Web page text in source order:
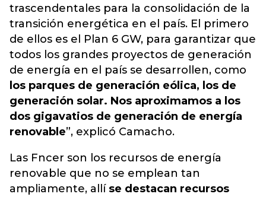
trascendentales para la consolidación de la
transición energética en el país. El primero
de ellos es el Plan 6 GW, para garantizar que
todos los grandes proyectos de generación
de energía en el país se desarrollen, como
los parques de generación eólica, los de
generación solar. Nos aproximamos a los
dos gigavatios de generación de energía
renovable”, explicó Camacho.
Las Fncer son los recursos de energía
renovable que no se emplean tan
ampliamente, allí se destacan recursos